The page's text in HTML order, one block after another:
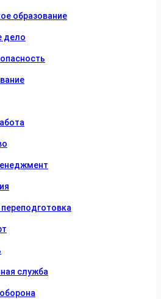
образование
дело
служба